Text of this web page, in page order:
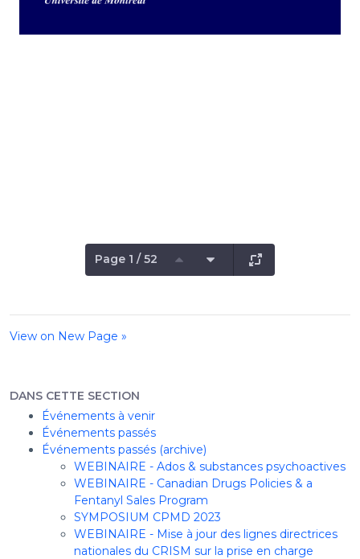
Page 1 / 52
View on New Page »
DANS CETTE SECTION
Événements à venir
Événements passés
Événements passés (archive)
WEBINAIRE - Ados & substances psychoactives
WEBINAIRE - Canadian Drugs Policies & a
Fentanyl Sales Program
SYMPOSIUM CPMD 2023
WEBINAIRE - Mise à jour des lignes directrices
nationales du CRISM sur la prise en charge